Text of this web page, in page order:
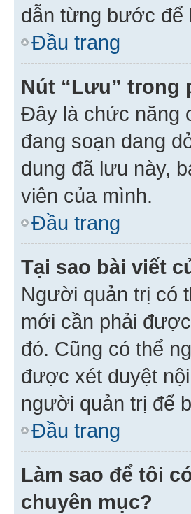
dẫn từng bước để
Đầu trang
Nút “Lưu” trong
Đây là chức năng
đang soạn dang
dung đã lưu này,
viên của mình.
Đầu trang
Tại sao bài viết
Người quản trị có
mới cần phải
đó. Cũng có thể
được xét duyệt
người quản trị để
Đầu trang
Làm sao để tôi
chuyên mục?